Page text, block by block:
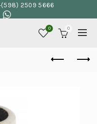
2509 5666
0 0